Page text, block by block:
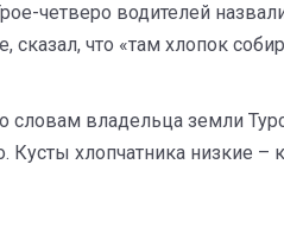
четверо водителей
сказал, что «там хлопок
словам владельца земли
Кусты хлопчатника низкие –